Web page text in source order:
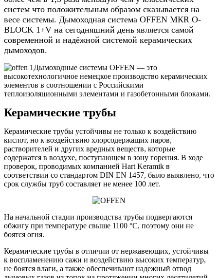
систем что положительным образом сказывается на
весе системы. Дымоходная система OFFEN МКR O-
BLOCK 1+V на сегодняшний день является самой
современной и надёжной системой керамических
дымоходов.
Дымоходные системы OFFEN — это
высокотехнологичное немецкое производство керамических
элементов в соотношении с Российскими
теплоизоляционными элементами и газобетонными блоками.
Керамические трубы
Керамические трубы устойчивы не только к воздействию
кислот, но к воздействию хлорсодержащих паров,
растворителей и других вредных веществ, которые
содержатся в воздухе, поступающем в зону горения. В ходе
проверок, проводимых компанией Hart Keramik в
соответствии со стандартом DIN EN 1457, было выявлено, что
срок службы труб составляет не менее 100 лет.
На начальной стадии производства трубы подвергаются
обжигу при температуре свыше 1100 °C, поэтому они не
боятся огня.
Керамические трубы в отличии от нержавеющих, устойчивы
к воспламенению сажи и воздействию высоких температур,
не боятся влаги, а также обеспечивают надежный отвод